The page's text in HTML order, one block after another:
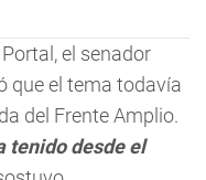
el senador
que el tema todavía
del Frente Amplio.
tenido desde el